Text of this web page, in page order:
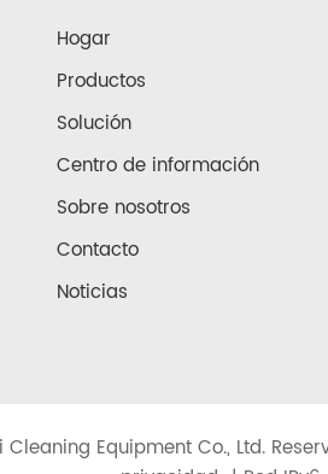
Hogar
Productos
Solución
Centro de información
Sobre nosotros
Contacto
Noticias
Equipment Co., Ltd.